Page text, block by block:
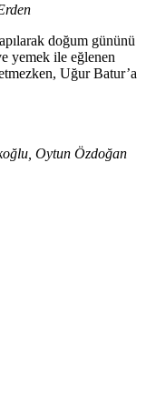
doğum gününü
yemek ile eğlenen
Uğur Batur’a
Oytun Özdoğan